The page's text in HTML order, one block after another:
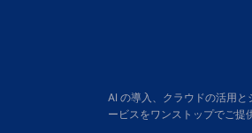
AI の導入、クラウドの活用
ービスをワンストップでご提